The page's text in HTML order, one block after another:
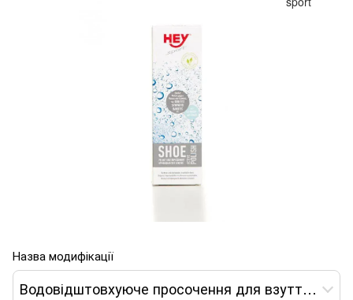
Назва модифікації
Водовідштовхуюче просочення для взуття HeySport Activ-Polish 75ml Чорний